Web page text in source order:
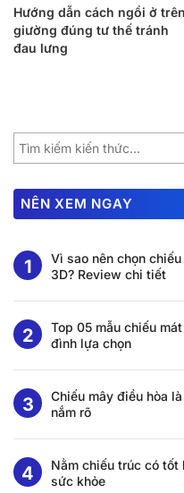
Hướng dẫn cách ngồi ở trên
giường đúng tư thế tránh
đau lưng
NÊN XEM NGAY
Vì sao nên chọn
3D? Review chi tiết
Top 05 mẫu chiếu
đình lựa chọn
Chiếu mây điều hòa
nắm rõ
Nằm chiếu trúc có tốt
sức khỏe